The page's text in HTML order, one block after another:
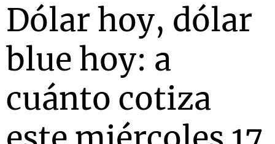
Dólar hoy, dólar
blue hoy: a
cuánto cotiza